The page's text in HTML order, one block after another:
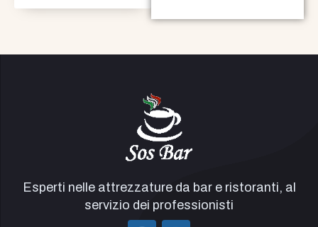
Esperti nelle attrezzature da bar e ristoranti, al
servizio dei professionisti